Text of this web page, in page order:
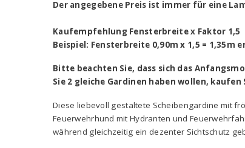
Der angegebene Preis ist immer für eine
Kaufempfehlung Fensterbreite x Faktor 1,5
Beispiel: Fensterbreite 0,90m x 1,5 = 1,35m
Bitte beachten Sie, dass sich das
Sie 2 gleiche Gardinen haben wollen,
Diese liebevoll gestaltete Scheibengardine mit
Feuerwehrhund mit Hydranten und
während gleichzeitig ein dezenter Sichtschutz